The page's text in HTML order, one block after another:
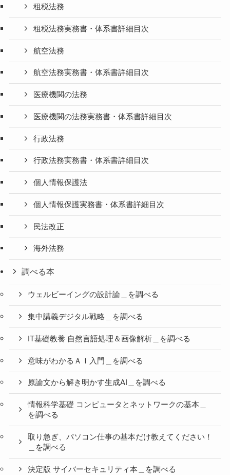
租税法務
租税法務実務書・体系書詳細目次
航空法務
航空法務実務書・体系書詳細目次
医療機関の法務
医療機関の法務実務書・体系書詳細目次
行政法務
行政法務実務書・体系書詳細目次
個人情報保護法
個人情報保護実務書・体系書詳細目次
民法改正
海外法務
調べる本
ウェルビーイングの設計論＿を調べる
集中講義デジタル戦略＿を調べる
IT基礎教養 自然言語処理＆画像解析＿を調べる
意味がわかるＡＩ入門＿を調べる
原論文から解き明かす生成AI＿を調べる
情報科学基礎 コンピュータとネットワークの基本＿
を調べる
取り急ぎ、パソコン仕事の基本だけ教えてください！
＿を調べる
決定版 サイバーセキュリティ本＿を調べる